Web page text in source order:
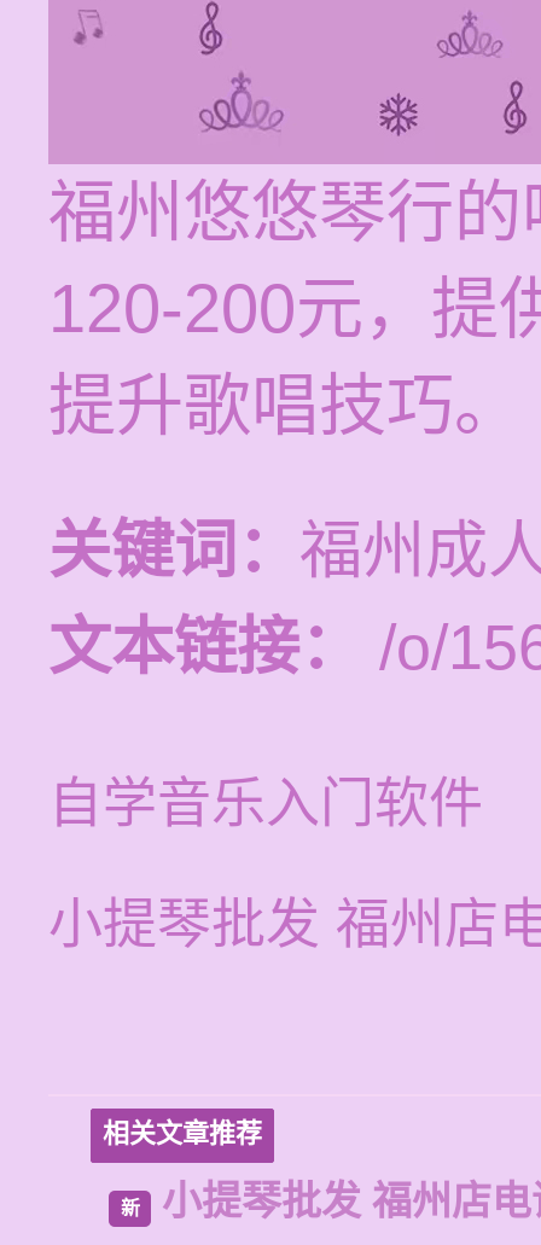
福州悠悠琴行
120-200元，提
提升歌唱技巧。
关键词： 福州成
文本链接：
/o/
自学音乐入门软件
小提琴批发 福州店
相关文章推荐
新 小提琴批发 福州店